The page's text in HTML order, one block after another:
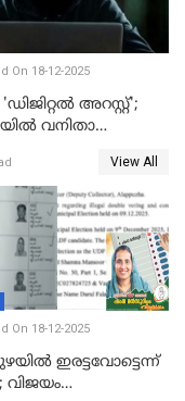
On 18-12-2025
അറസ്റ്റ്';
വനിതാ
View All
On 18-12-2025
ഇരട്ടവോട്ടെന്ന്
വിജയം